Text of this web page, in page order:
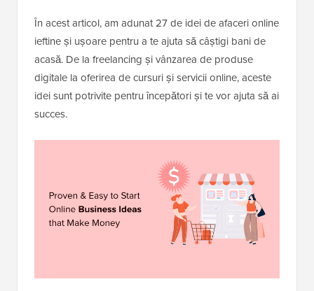
În acest articol, am adunat 27 de idei de afaceri online
ieftine și ușoare pentru a te ajuta să câștigi bani de
acasă. De la freelancing și vânzarea de produse
digitale la oferirea de cursuri și servicii online, aceste
idei sunt potrivite pentru începători și te vor ajuta să ai
succes.